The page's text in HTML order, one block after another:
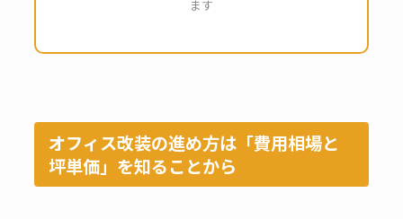
ます
オフィス改装の進め方は「費用相場と
坪単価」を知ることから